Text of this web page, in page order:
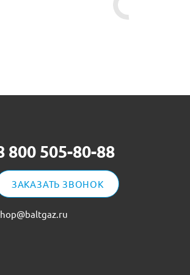
800 505-80-88
ЗАКАЗАТЬ ЗВОНОК